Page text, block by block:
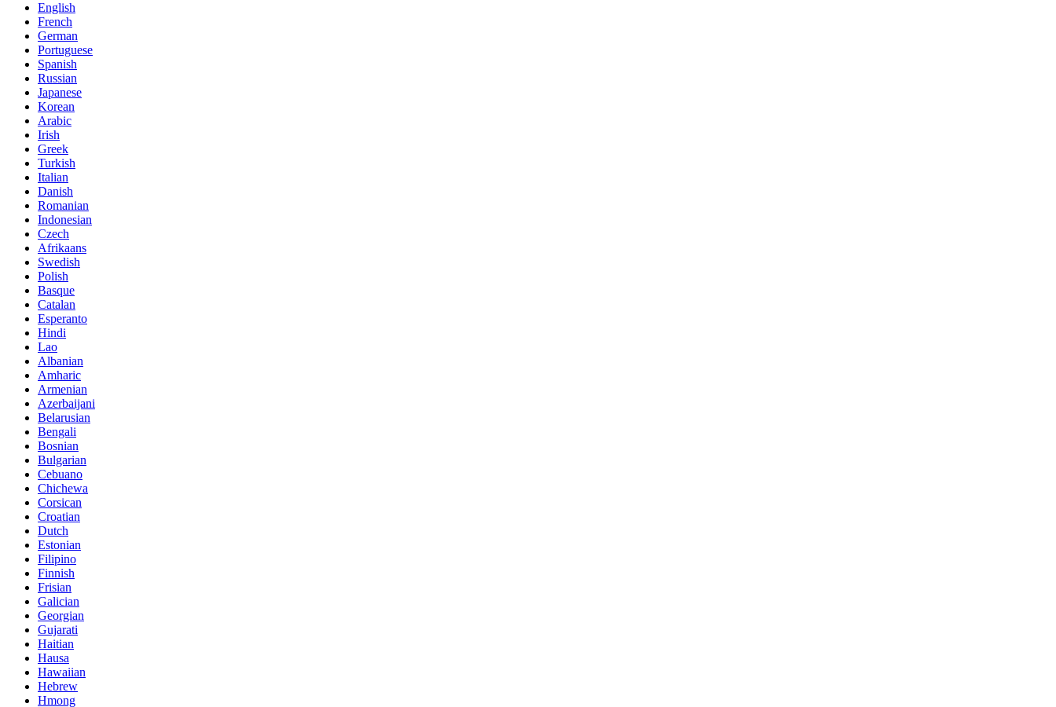
English
French
German
Portuguese
Spanish
Russian
Japanese
Korean
Arabic
Irish
Greek
Turkish
Italian
Danish
Romanian
Indonesian
Czech
Afrikaans
Swedish
Polish
Basque
Catalan
Esperanto
Hindi
Lao
Albanian
Amharic
Armenian
Azerbaijani
Belarusian
Bengali
Bosnian
Bulgarian
Cebuano
Chichewa
Corsican
Croatian
Dutch
Estonian
Filipino
Finnish
Frisian
Galician
Georgian
Gujarati
Haitian
Hausa
Hawaiian
Hebrew
Hmong